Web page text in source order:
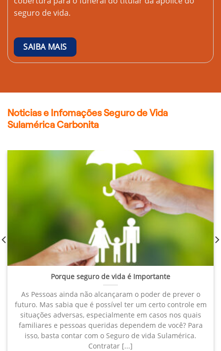
seguro de vida.
SAIBA MAIS
Noticias e Infomações Seguro de Vida
Sulamérica Carbonita
Porque seguro de vida é Importante
As Pessoas ainda não alcançaram o poder de prever o
futuro. Mas sabia que é possível ter um certo controle em
situações adversas, especialmente em casos nos quais
familiares e pessoas queridas dependem de você? Para
isso, basta contar com o Seguro de vida Sulamérica.
Contratar [...]